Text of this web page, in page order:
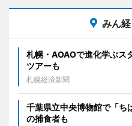
みん
札幌・AOAOで進化学ぶ
ツアーも
札幌経済新聞
千葉県立中央博物館で「
の捕食者も